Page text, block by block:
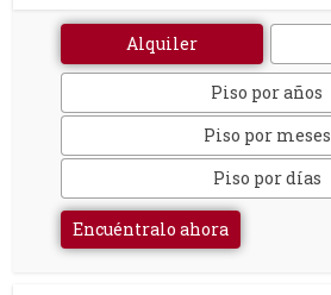
Alquiler
Piso por años
Piso por meses
Piso por días
Encuéntralo ahora